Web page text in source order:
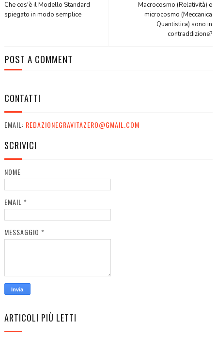
Macrocosmo (Relatività) e
microcosmo (Meccanica
Quantistica) sono in
contraddizione?
Che cos'è il Modello Standard
spiegato in modo semplice
POST A COMMENT
CONTATTI
EMAIL: REDAZIONEGRAVITAZERO@GMAIL.COM
SCRIVICI
NOME
EMAIL *
MESSAGGIO *
ARTICOLI PIÙ LETTI